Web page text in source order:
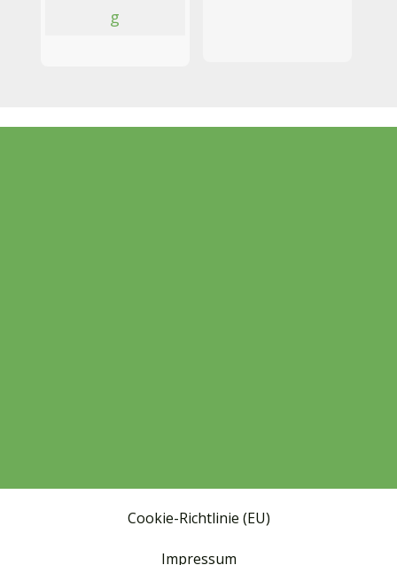
g
Cookie-Richtlinie (EU)
Impressum